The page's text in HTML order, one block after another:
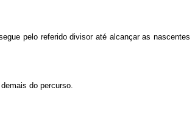
pelo referido divisor até alcançar as nascentes
do percurso.